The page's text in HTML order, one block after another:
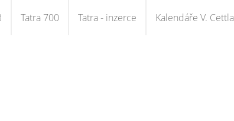
Tatra 700 Tatra - inzerce Kalendáře V. Cettla